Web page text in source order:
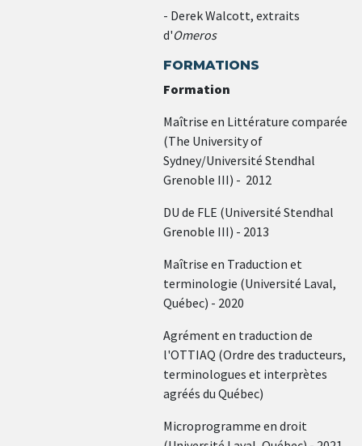
croître à
la raison
- Derek Walcott, extraits
d'Omeros
FORMATIONS
Formation
Maîtrise en Littérature comparée
(The University of
Sydney/Université Stendhal
Grenoble III) - 2012
DU de FLE (Université Stendhal
Grenoble III) - 2013
Maîtrise en Traduction et
terminologie (Université Laval,
Québec) - 2020
Agrément en traduction de
l'OTTIAQ (Ordre des traducteurs,
terminologues et interprètes
agréés du Québec)
Microprogramme en droit